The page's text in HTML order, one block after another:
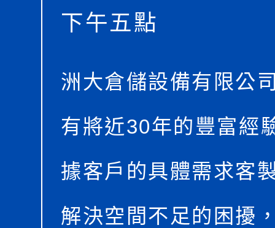
下午五點
洲大倉儲設備有限公
有將近30年的豐富經
據客戶的具體需求客
解決空間不足的困擾